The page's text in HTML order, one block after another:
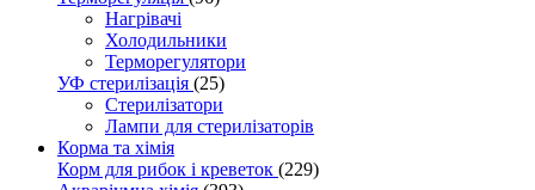
Нагрівачі
Холодильники
Терморегулятори
УФ стерилізація (25)
Стерилізатори
Лампи для стерилізаторів
Корма та хімія
Корм для рибок і креветок (229)